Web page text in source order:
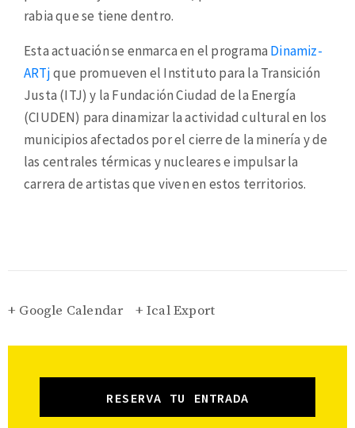
rabia que se tiene dentro.
Esta actuación se enmarca en el programa Dinamiz-
ARTjque promueven el Instituto para la Transición
Justa (ITJ) y la Fundación Ciudad de la Energía
(CIUDEN) para dinamizar la actividad cultural en los
municipios afectados por el cierre de la minería y de
las centrales térmicas y nucleares e impulsar la
carrera de artistas que viven en estos territorios.
+ Google Calendar + Ical Export
RESERVA TU ENTRADA